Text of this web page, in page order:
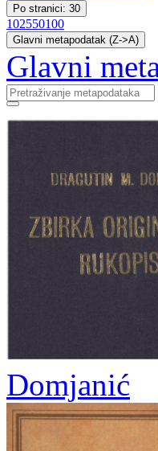
Po stranici: 30
102550100
Glavni metapodatak (Z->A)
Glavni
Domjanić